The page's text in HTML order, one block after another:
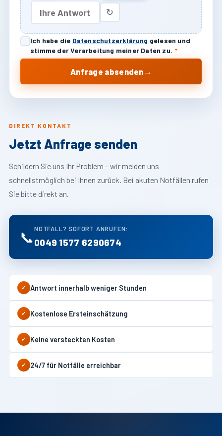
DIREKT KONTAKT
Jetzt Anfrage senden
Schildern Sie uns Ihr Problem – wir melden uns
schnellstmöglich bei Ihnen zurück. Bei akuten Notfällen rufen
Sie bitte direkt an.
📞 NOTFALL? SOFORT ANRUFEN:
0049 1577 6290674
✓ Antwort innerhalb weniger Stunden
✓ Kostenlose Ersteinschätzung
✓ Keine versteckten Kosten
✓ 24/7 für Notfälle erreichbar
↻
Ich habe die Datenschutzerklärung gelesen und
stimme der Verarbeitung meiner Daten zu. *
Anfrage absenden →